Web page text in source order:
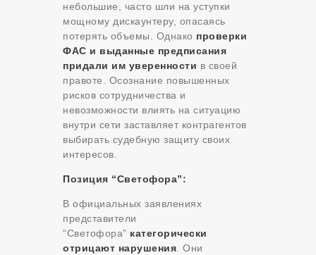
небольшие, часто шли на уступки
мощному дискаунтеру, опасаясь
потерять объемы. Однако проверки
ФАС и выданные предписания
придали им уверенности в своей
правоте. Осознание повышенных
рисков сотрудничества и
невозможности влиять на ситуацию
внутри сети заставляет контрагентов
выбирать судебную защиту своих
интересов.
Позиция “Светофора”:
В официальных заявлениях
представители
“Светофора” категорически
отрицают нарушения. Они